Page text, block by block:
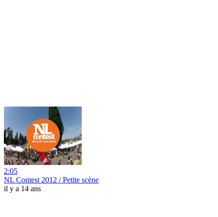
2:05
NL Contest 2012 / Petite scène
il y a 14 ans